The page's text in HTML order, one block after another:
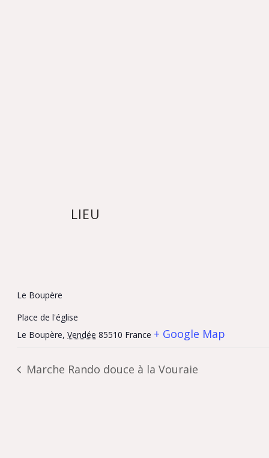
LIEU
Le Boupère
Place de l'église
Le Boupère, Vendée 85510 France + Google Map
Marche Rando douce à la Vouraie